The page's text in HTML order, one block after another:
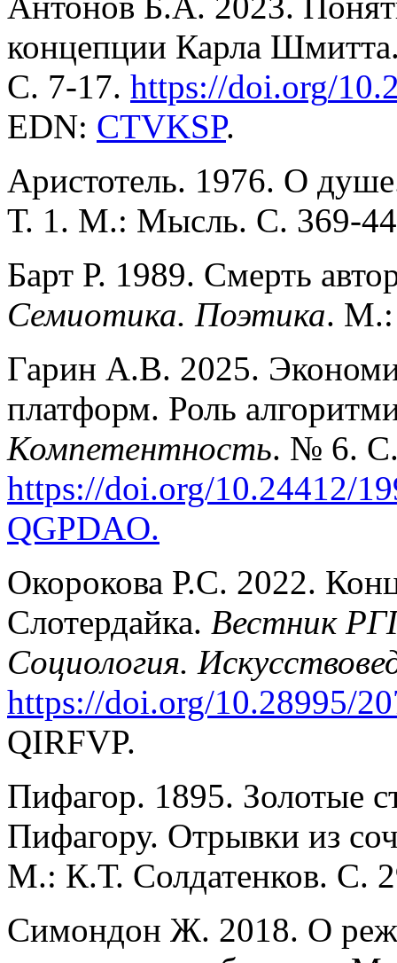
концепции Карла
С. 7-17. https://doi.org/
EDN: CTVKSP.
Аристотель. 1976. О
Т. 1. М.: Мысль. С. 369-
Барт Р. 1989. Смерть
Семиотика. Поэтика. М.:
Гарин А.В. 2025.
платформ. Роль
Компетентность. № 6.
https://doi.org/10.24412/
QGPDAO.
Окорокова Р.С. 2022.
Слотердайка. Вестник
Социология.
https://doi.org/10.28995/
QIRFVP.
Пифагор. 1895. Золотые
Пифагору. Отрывки из
М.: К.Т. Солдатенков. С.
Симондон Ж. 2018. О